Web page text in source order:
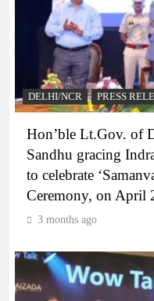
DELHI/NCR PRESS
Hon’ble Lt.Gov. of
Sandhu gracing
to celebrate
Ceremony, on April
3 months ago